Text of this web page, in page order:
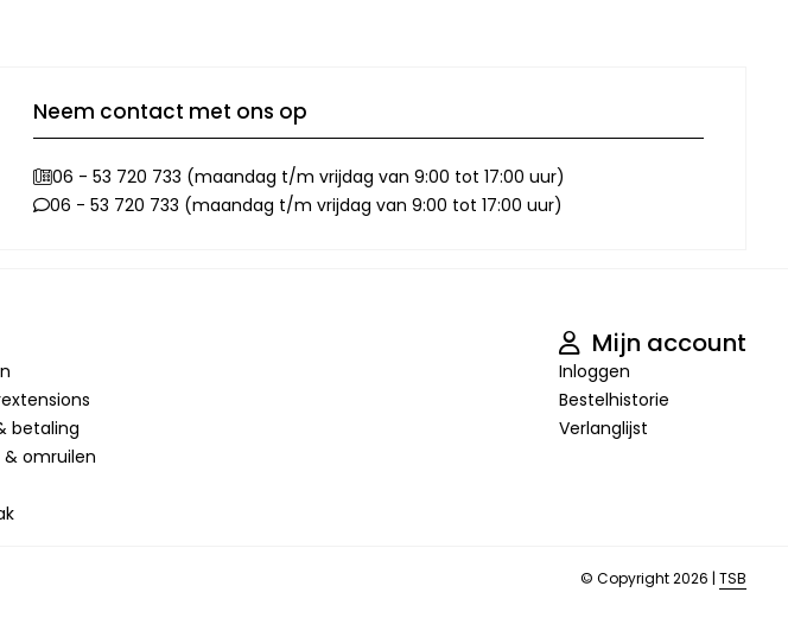
Neem contact met ons op
06 - 53 720 733 (maandag t/m vrijdag van 9:00 tot 17:00 uur)
06 - 53 720 733 (maandag t/m vrijdag van 9:00 tot 17:00 uur)
betaling
omruilen
Mijn account
Inloggen
Bestelhistorie
Verlanglijst
© Copyright 2026 | TSB